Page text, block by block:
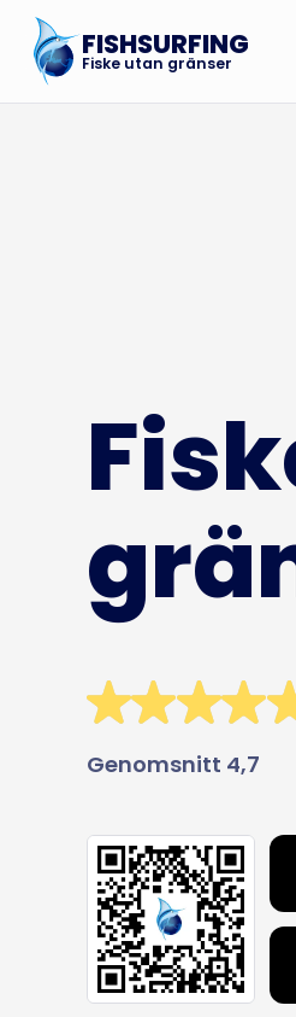
FISHSURFING
Fiske utan gränser
Genomsnitt 4,7